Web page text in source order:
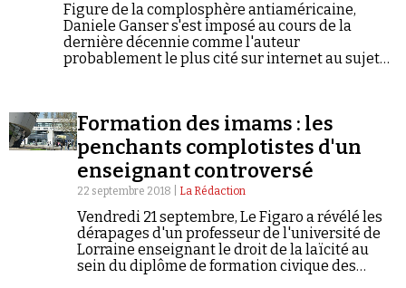
Figure de la complosphère antiaméricaine,
Daniele Ganser s'est imposé au cours de la
dernière décennie comme l'auteur
probablement le plus cité sur internet au sujet
en action en cas d'invasion militaire soviétique.
Formation des imams : les
penchants complotistes d'un
enseignant controversé
22 septembre 2018 | La Rédaction
Vendredi 21 septembre, Le Figaro a révélé les
dérapages d'un professeur de l'université de
Lorraine enseignant le droit de la laïcité au
sein du diplôme de formation civique des